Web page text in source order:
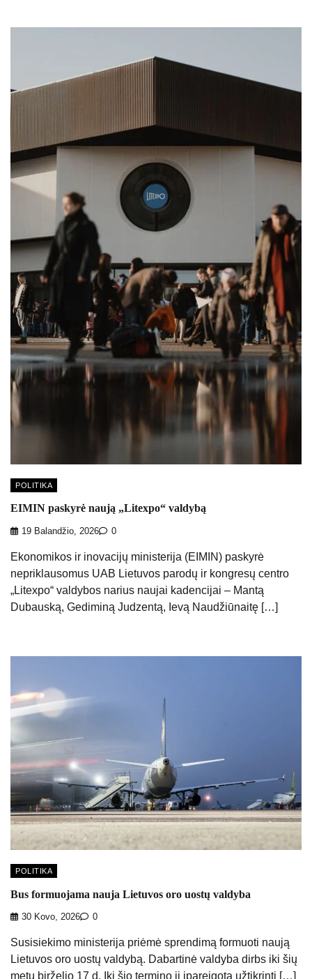
POLITIKA
EIMIN paskyrė naują „Litexpo“ valdybą
19 Balandžio, 2026 0
Ekonomikos ir inovacijų ministerija (EIMIN) paskyrė
nepriklausomus UAB Lietuvos parodų ir kongresų centro
„Litexpo“ valdybos narius naujai kadencijai – Mantą
Dubauską, Gediminą Judzentą, Ievą Naudžiūnaitę […]
POLITIKA
Bus formuojama nauja Lietuvos oro uostų valdyba
30 Kovo, 2026 0
Susisiekimo ministerija priėmė sprendimą formuoti naują
Lietuvos oro uostų valdybą. Dabartinė valdyba dirbs iki šių
metų birželio 17 d. Iki šio termino ji įpareigota užtikrinti […]